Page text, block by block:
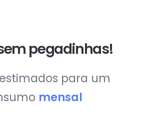
pegadinhas!
para um
mensal